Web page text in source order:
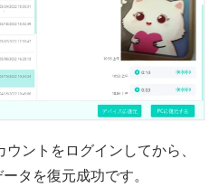
ウントをログインしてから、
タを復元成功です。